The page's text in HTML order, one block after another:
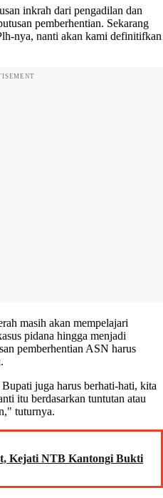
inkrah dari pengadilan dan
pemberhentian. Sekarang
nya, nanti akan kami definitifkan
masih akan mempelajari
pidana hingga menjadi
pemberhentian ASN harus
juga harus berhati-hati, kita
itu berdasarkan tuntutan atau
tuturnya.
Kejati NTB Kantongi Bukti